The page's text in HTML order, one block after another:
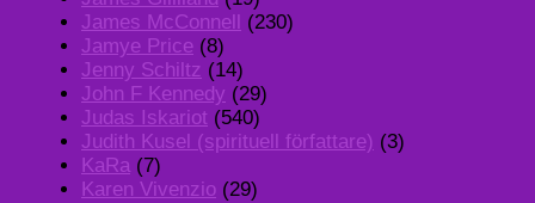
James McConnell (230)
Jamye Price (8)
Jenny Schiltz (14)
John F Kennedy (29)
Judas Iskariot (540)
Judith Kusel (spirituell författare) (3)
KaRa (7)
Karen Vivenzio (29)